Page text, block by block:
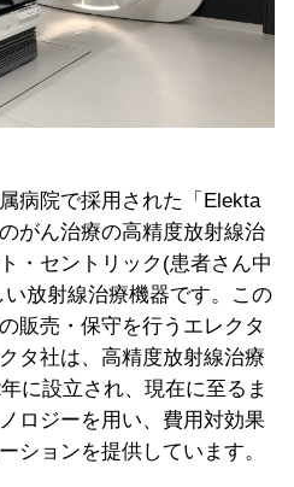
病院で採用された「Elekta
がん治療の高精度放射線治
・セントリック(患者さん中
放射線治療機器です。この
販売・保守を行うエレクタ
タ社は、高精度放射線治療
に設立され、現在に至るま
ロジーを用い、費用対効果
ションを提供しています。